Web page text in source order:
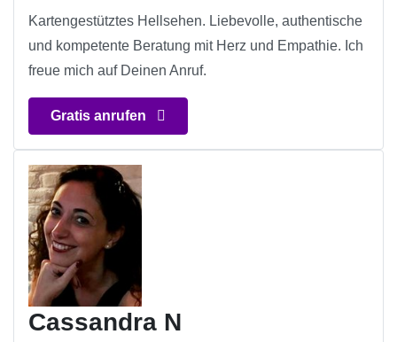
Kartengestütztes Hellsehen. Liebevolle, authentische
und kompetente Beratung mit Herz und Empathie. Ich
freue mich auf Deinen Anruf.
Gratis anrufen
Cassandra N